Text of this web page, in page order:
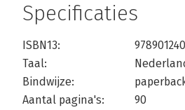
Specificaties
ISBN13:
Taal:
Bindwijze:
Aantal pagina's:
90